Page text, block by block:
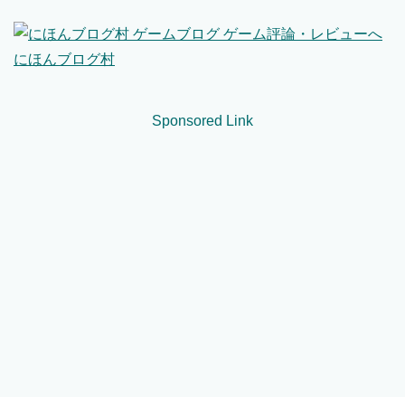
にほんブログ村
Sponsored Link